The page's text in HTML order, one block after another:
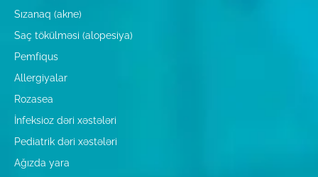
Sızanaq (akne)
Saç tökülməsi (alopesiya)
Pemfiqus
Allergiyalar
Rozasea
İnfeksioz dəri xəstələri
Pediatrik dəri xəstələri
Ağızda yara